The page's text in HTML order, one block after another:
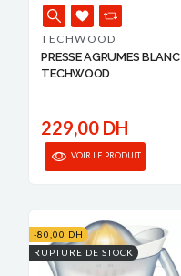
TECHWOOD
PRESSE AGRUMES BLANC
TECHWOOD
229,00 DH
VOIR LE PRODUIT
-80,00 DH
RUPTURE DE STOCK